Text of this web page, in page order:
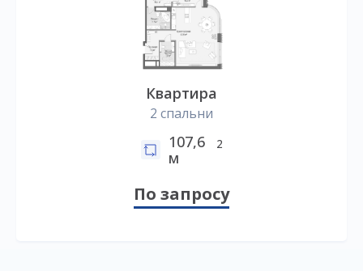
Квартира
2 спальни
107,6
м
2
По запросу